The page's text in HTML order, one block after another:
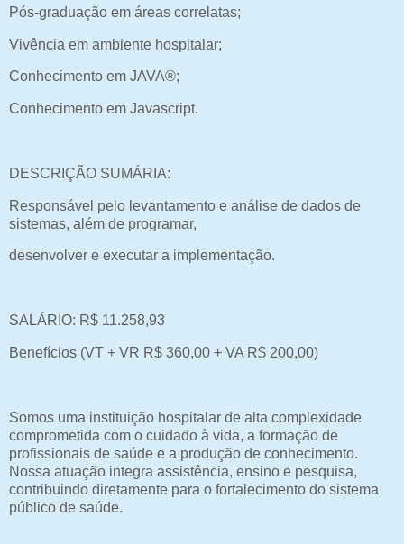
Pós-graduação em áreas correlatas;
Vivência em ambiente hospitalar;
Conhecimento em JAVA®;
Conhecimento em Javascript.
DESCRIÇÃO SUMÁRIA:
Responsável pelo levantamento e análise de dados de
sistemas, além de programar,
desenvolver e executar a implementação.
SALÁRIO: R$ 11.258,93
Benefícios (VT + VR R$ 360,00 + VA R$ 200,00)
Somos uma instituição hospitalar de alta complexidade
comprometida com o cuidado à vida, a formação de
profissionais de saúde e a produção de conhecimento.
Nossa atuação integra assistência, ensino e pesquisa,
contribuindo diretamente para o fortalecimento do sistema
público de saúde.